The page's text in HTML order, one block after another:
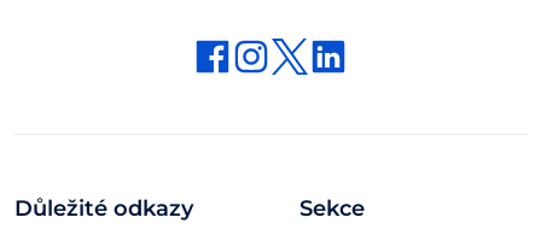
Důležité odkazy Sekce